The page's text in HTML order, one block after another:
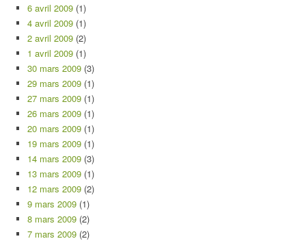
6 avril 2009 (1)
4 avril 2009 (1)
2 avril 2009 (2)
1 avril 2009 (1)
30 mars 2009 (3)
29 mars 2009 (1)
27 mars 2009 (1)
26 mars 2009 (1)
20 mars 2009 (1)
19 mars 2009 (1)
14 mars 2009 (3)
13 mars 2009 (1)
12 mars 2009 (2)
9 mars 2009 (1)
8 mars 2009 (2)
7 mars 2009 (2)